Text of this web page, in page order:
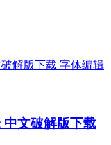
中文破解版下载